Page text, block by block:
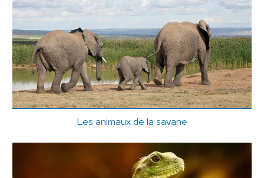
Les animaux de la savane